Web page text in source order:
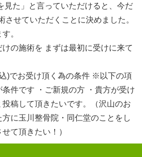
見た」と言っていただけると、今だ
させていただくことに決めました。
。
の施術を まずは最初に受けに来て
)でお受け頂く為の条件 ※以下の項
件です ・ご新規の方 ・貴方が受け
稿して頂きたいです。（沢山のお
に玉川整骨院・同仁堂のことをし
て頂きたい！）